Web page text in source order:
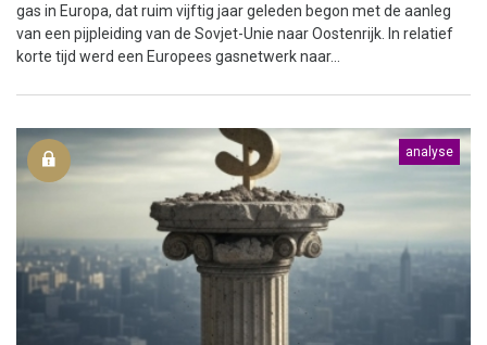
gas in Europa, dat ruim vijftig jaar geleden begon met de aanleg
van een pijpleiding van de Sovjet-Unie naar Oostenrijk. In relatief
korte tijd werd een Europees gasnetwerk naar...
analyse